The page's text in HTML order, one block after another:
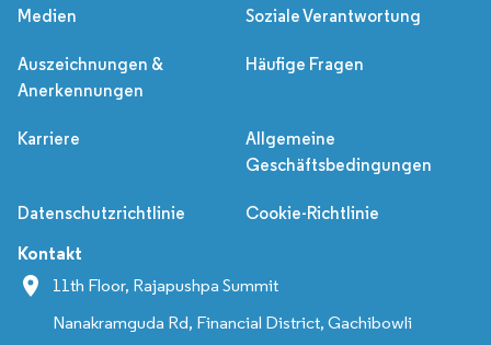
Medien Soziale Verantwortung
Auszeichnungen &
Anerkennungen
Häufige Fragen
Karriere
Allgemeine
Geschäftsbedingungen
Datenschutzrichtlinie Cookie-Richtlinie
Kontakt
11th Floor, Rajapushpa Summit
Nanakramguda Rd, Financial District, Gachibowli